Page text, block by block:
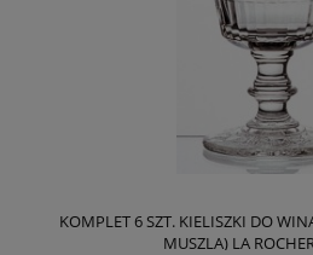
KOMPLET 6 SZT. KIELISZKI DO
MUSZLA) LA